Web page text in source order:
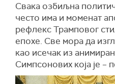
Свака озбиљна
често има и моменат
рефлекс Трамповог
епохе. Све мора да
као исечак из
Симпсонових која је –